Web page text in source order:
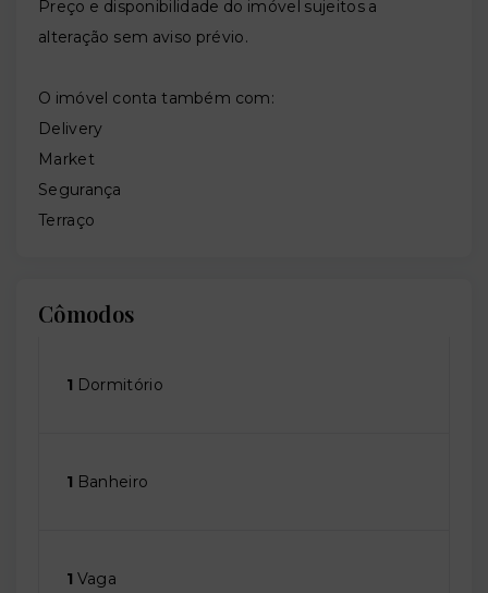
Preço e disponibilidade do imóvel sujeitos a
alteração sem aviso prévio.
O imóvel conta também com:
Delivery
Market
Segurança
Terraço
Cômodos
1 Dormitório
1 Banheiro
1 Vaga